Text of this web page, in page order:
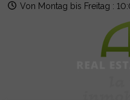
Von Montag bis Freitag :